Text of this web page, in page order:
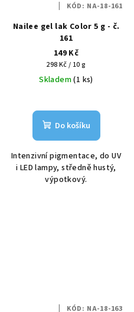
Nailee gel lak Color 5 g - č.
161
149 Kč
Měrná
cena:
298 Kč / 10 g
Skladem(1 ks)
Do košíku
Intenzivní pigmentace, do UV
i LED lampy, středně hustý,
výpotkový.
KÓD: NA-18-161
KÓD: NA-18-163